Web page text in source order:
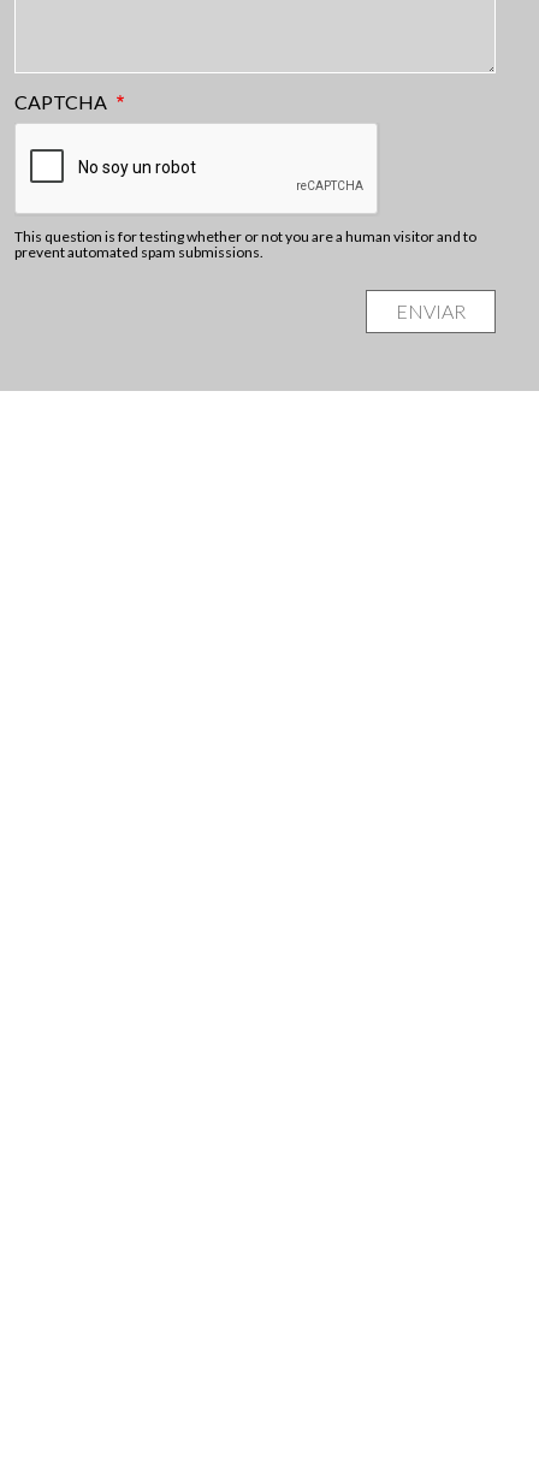
CAPTCHA
This question is for testing whether or not you are a human visitor and to
prevent automated spam submissions.